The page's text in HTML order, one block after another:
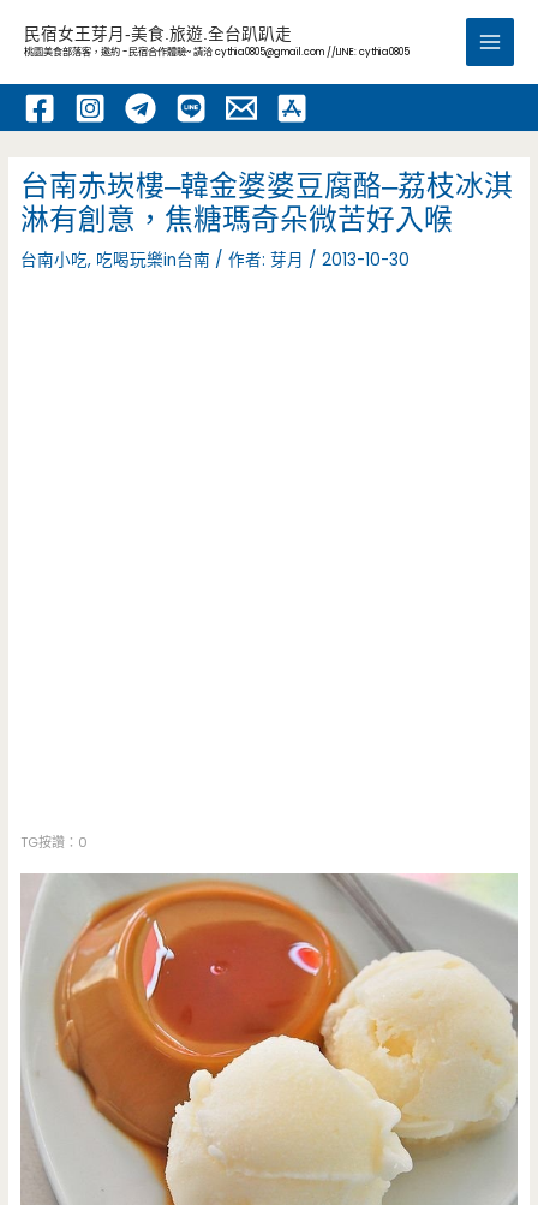
內
民宿女王芽月-美食.旅遊.全台趴趴走
桃園美食部落客，邀約 -民宿合作體驗~ 請洽cythia0805@gmail.com //LINE: cythia0805
Main
台南赤崁樓–韓金婆婆豆腐酪–荔枝冰淇
淋有創意，焦糖瑪奇朵微苦好入喉
台南小吃, 吃喝玩樂in台南 / 作者:芽月 /2013-10-30
TG按讚：0